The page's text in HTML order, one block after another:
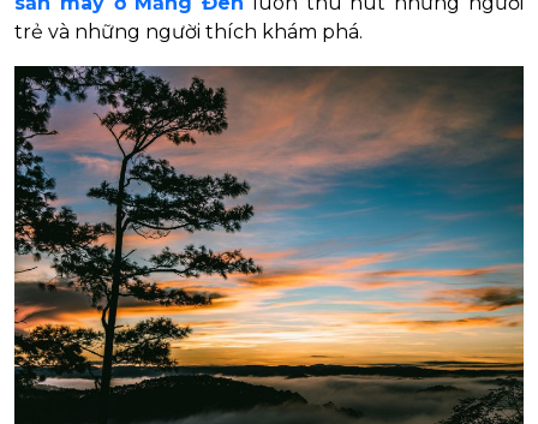
trẻ và những người thích khám phá.